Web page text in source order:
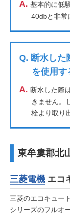
A. 基本的に低
40dbと非常
Q. 断水した
を使用す
A. 断水した際
きません。
栓より取り
東牟婁郡北
三菱電機 エコ
三菱のエコキュー
シリーズのフルオ